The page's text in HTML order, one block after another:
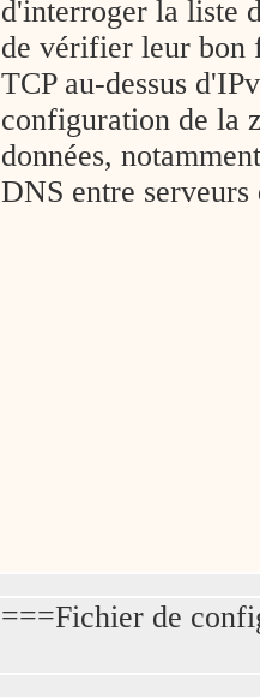
d'interroger la liste
de vérifier leur bon
TCP au-dessus
configuration de la
données,
DNS entre
===Fichier de